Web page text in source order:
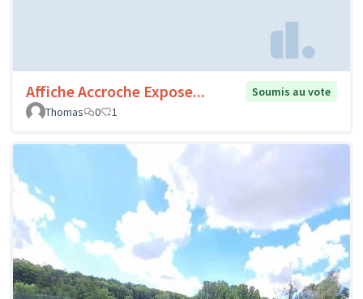
Affiche Accroche Expose...
Soumis au vote
Thomas
0 1